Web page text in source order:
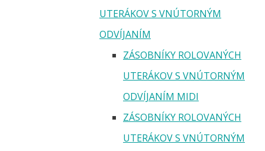
UTERÁKOV S VNÚTORNÝM
ODVÍJANÍM
ZÁSOBNÍKY ROLOVANÝCH
UTERÁKOV S VNÚTORNÝM
ODVÍJANÍM MIDI
ZÁSOBNÍKY ROLOVANÝCH
UTERÁKOV S VNÚTORNÝM